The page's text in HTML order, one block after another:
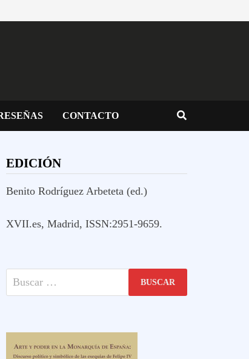
CONTACTO
EDICIÓN
Benito Rodríguez Arbeteta (ed.)
XVII.es, Madrid, ISSN:2951-9659.
Buscar: